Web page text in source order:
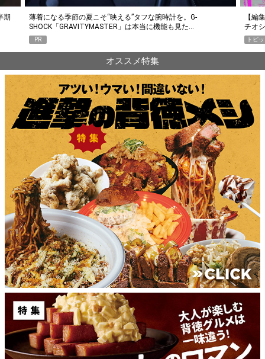
期
薄着になる季節の夏こそ“映える”タフな腕時計を。G-
SHOCK「GRAVITYMASTER」は本当に機能も見た…
PR
【編
チオ
トピ
オススメ特集